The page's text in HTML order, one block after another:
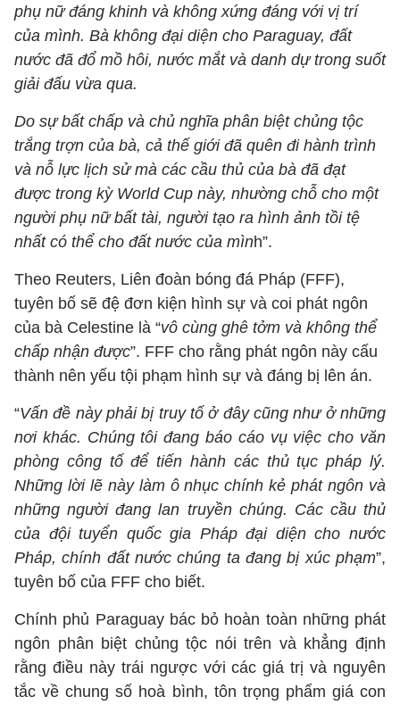
phụ nữ đáng khinh và không xứng đáng với vị trí
của mình. Bà không đại diện cho Paraguay, đất
nước đã đổ mồ hôi, nước mắt và danh dự trong suốt
giải đấu vừa qua.
Do sự bất chấp và chủ nghĩa phân biệt chủng tộc
trắng trợn của bà, cả thế giới đã quên đi hành trình
và nỗ lực lịch sử mà các cầu thủ của bà đã đạt
được trong kỳ World Cup này, nhường chỗ cho một
người phụ nữ bất tài, người tạo ra hình ảnh tồi tệ
nhất có thể cho đất nước của mình”.
Theo Reuters, Liên đoàn bóng đá Pháp (FFF),
tuyên bố sẽ đệ đơn kiện hình sự và coi phát ngôn
của bà Celestine là “vô cùng ghê tởm và không thể
chấp nhận được”. FFF cho rằng phát ngôn này cấu
thành nên yếu tội phạm hình sự và đáng bị lên án.
“Vấn đề này phải bị truy tố ở đây cũng như ở những
nơi khác. Chúng tôi đang báo cáo vụ việc cho văn
phòng công tố để tiến hành các thủ tục pháp lý.
Những lời lẽ này làm ô nhục chính kẻ phát ngôn và
những người đang lan truyền chúng. Các cầu thủ
của đội tuyển quốc gia Pháp đại diện cho nước
Pháp, chính đất nước chúng ta đang bị xúc phạm”,
tuyên bố của FFF cho biết.
Chính phủ Paraguay bác bỏ hoàn toàn những phát
ngôn phân biệt chủng tộc nói trên và khẳng định
rằng điều này trái ngược với các giá trị và nguyên
tắc về chung số hoà bình, tôn trọng phẩm giá con